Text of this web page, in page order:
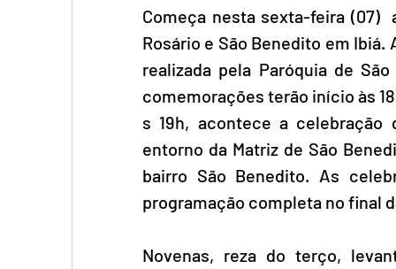
Começa nesta sexta-feira (07)
Rosário e São Benedito em
realizada pela Paróquia de
comemorações terão início às
s 19h, acontece a celebração
entorno da Matriz de São
bairro São Benedito. As
programação completa no final
Novenas, reza do terço,